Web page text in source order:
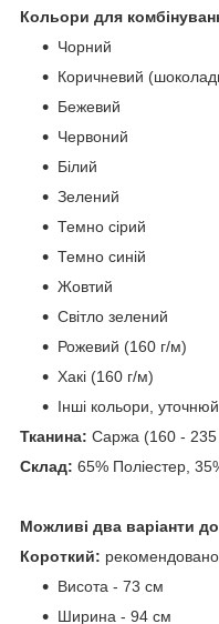
Кольори для
Чорний
Коричневий
Бежевий
Червоний
Білий
Зелений
Темно сірий
Темно синій
Жовтий
Світло зелений
Рожевий (160 г/м)
Хакі (160 г/м)
Інші кольори,
Тканина: Саржа (160 - 235
Склад: 65% Поліестер,
Можливі два варіанти
Короткий:
Висота - 73 см
Ширина - 94 см